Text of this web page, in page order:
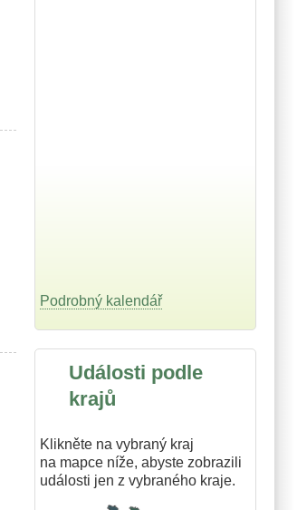
Podrobný kalendář
Události podle
krajů
Klikněte na vybraný kraj
na mapce níže, abyste zobrazili
události jen z vybraného kraje.